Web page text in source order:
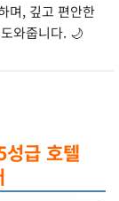
며, 깊고 편안한
와줍니다. 🌙
급 호텔